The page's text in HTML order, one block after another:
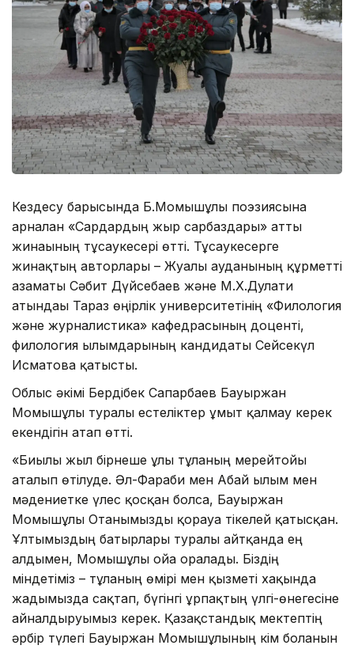
Кездесу барысында Б.Момышұлы поэзиясына
арналған «Сардардың жыр сарбаздары» атты
жинағының тұсаукесері өтті. Тұсаукесерге
жинақтың авторлары – Жуалы ауданының құрметті
азаматы Сәбит Дүйсебаев және М.Х.Дулати
атындағы Тараз өңірлік университетінің «Филология
және журналистика» кафедрасының доценті,
филология ғылымдарының кандидаты Сейсекүл
Исматова қатысты.
Облыс әкімі Бердібек Сапарбаев Бауыржан
Момышұлы туралы естеліктер ұмыт қалмау керек
екендігін атап өтті.
«Биылғы жыл бірнеше ұлы тұлғаның мерейтойы
аталып өтілуде. Әл-Фараби мен Абай ғылым мен
мәдениетке үлес қосқан болса, Бауыржан
Момышұлы Отанымызды қорғауға тікелей қатысқан.
Ұлтымыздың батырлары туралы айтқанда ең
алдымен, Момышұлы ойға оралады. Біздің
міндетіміз – тұлғаның өмірі мен қызметі хақында
жадымызда сақтап, бүгінгі ұрпақтың үлгі-өнегесіне
айналдыруымыз керек. Қазақстандық мектептің
әрбір түлегі Бауыржан Момышұлының кім болғанын